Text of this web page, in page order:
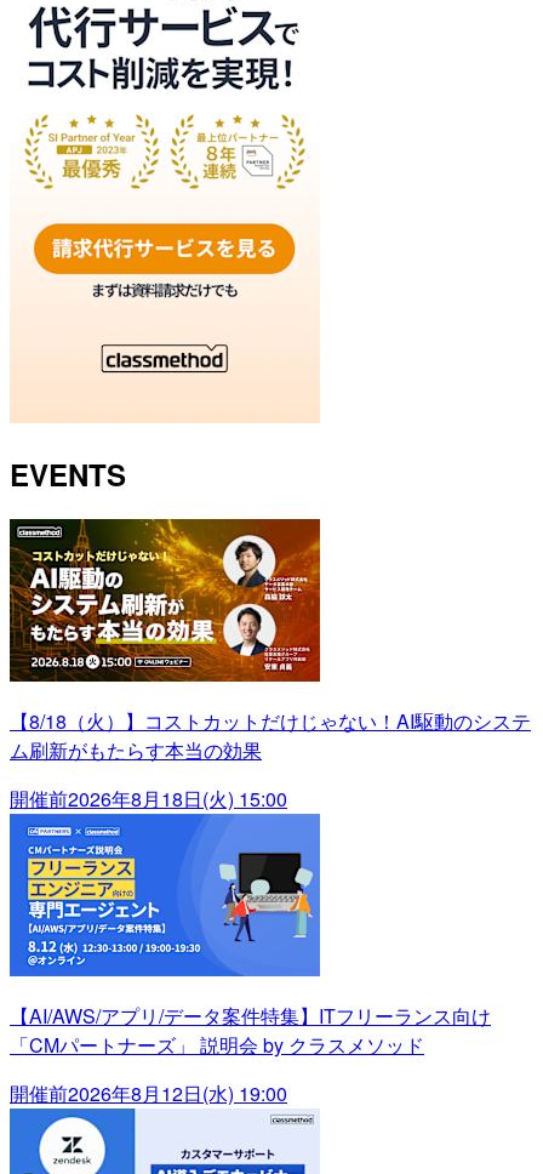
EVENTS
【8/18（火）】コストカットだけじゃない！AI駆動のシステ
ム刷新がもたらす本当の効果
開催前2026年8月18日(火) 15:00
【AI/AWS/アプリ/データ案件特集】ITフリーランス向け
「CMパートナーズ」 説明会 by クラスメソッド
開催前2026年8月12日(水) 19:00